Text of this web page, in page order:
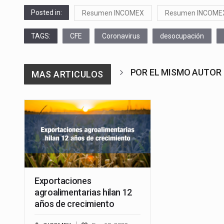
Posted in: Resumen INCOMEX Resumen
TAGS: CFE Coronavirus desocupación
MAS ARTICULOS POR EL MISMO AUTOR
Exportaciones
agroalimentarias hilan 12
años de crecimiento